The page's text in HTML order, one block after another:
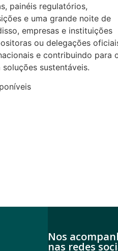
painéis regulatórios,
e uma grande noite de
empresas e instituições
ou delegações
e contribuindo para
sustentáveis.
Nos
nas redes